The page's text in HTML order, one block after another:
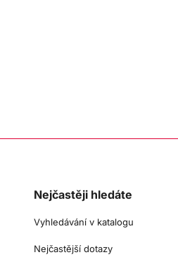
Nejčastěji hledáte
Vyhledávání v katalogu
Nejčastější dotazy